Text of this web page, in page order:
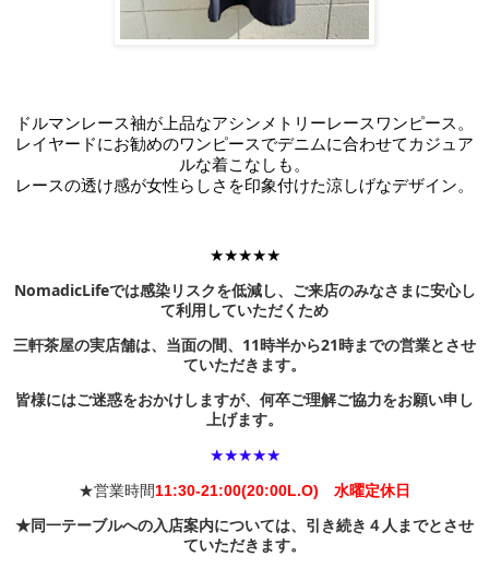
ドルマンレース袖が上品なアシンメトリーレースワンピース。
レイヤードにお勧めのワンピースでデニムに合わせてカジュア
ルな着こなしも。
レースの透け感が女性らしさを印象付けた涼しげなデザイン。
★★★★★
NomadicLifeでは感染リスクを低減し、ご来店のみなさまに安心し
て利用していただくため
三軒茶屋の実店舗は、当面の間、11時半から21時までの営業とさせ
ていただきます。
皆様にはご迷惑をおかけしますが、何卒ご理解ご協力をお願い申し
上げます。
★★★★★
★営業時間11:30-21:00(20:00L.O) 水曜定休日
★同一テーブルへの入店案内については、引き続き４人までとさせ
ていただきます。